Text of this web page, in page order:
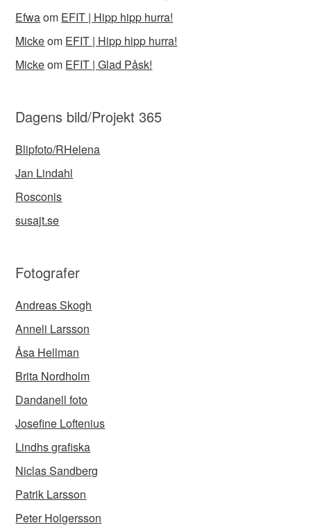
Efwaom EFIT | Hipp hipp hurra!
Mickeom EFIT | Hipp hipp hurra!
Mickeom EFIT | Glad Påsk!
Dagens bild/Projekt 365
Blipfoto/RHelena
Jan Lindahl
Rosconis
susajt.se
Fotografer
Andreas Skogh
Anneli Larsson
Åsa Hellman
Brita Nordholm
Dandanell foto
Josefine Loftenius
Lindhs grafiska
Niclas Sandberg
Patrik Larsson
Peter Holgersson